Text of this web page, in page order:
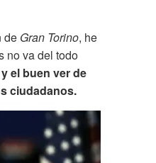
de Gran Torino, he
no va del todo
el buen ver de
ciudadanos.